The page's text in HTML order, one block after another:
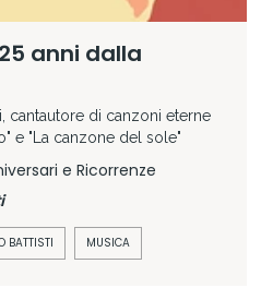
anni dalla
cantautore di canzoni eterne
e "La canzone del sole"
e Ricorrenze
BATTISTI MUSICA